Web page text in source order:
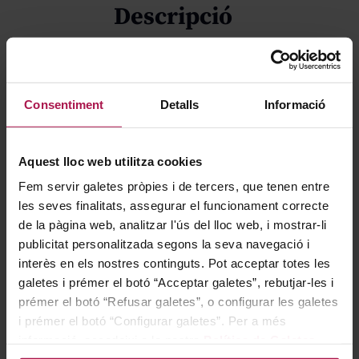
Consentiment Detalls Informació
Aquest lloc web utilitza cookies
Fem servir galetes pròpies i de tercers, que tenen entre
les seves finalitats, assegurar el funcionament correcte
de la pàgina web, analitzar l'ús del lloc web, i mostrar-li
publicitat personalitzada segons la seva navegació i
interès en els nostres continguts. Pot acceptar totes les
galetes i prémer el botó “Acceptar galetes”, rebutjar-les i
prémer el botó “Refusar galetes”, o configurar les galetes
i prémer el botó “Configurar galetes”. Per a més
Descripció
Verdeo representa l’essència de la Denominació
d’Origen Rueda, elaborat exclusivament amb raïm
Verdejo. Es tracta d’un vi jove, modern i fresc, que
varietal.
Gastronomía
Perfecte com a aperitiu, és ideal per acompanyar
marisc i peix fresc, i es combina particularment bé amb